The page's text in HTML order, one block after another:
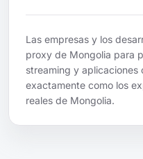
Las empresas y los
proxy de Mongolia para
streaming y
exactamente como los
reales de Mongolia.